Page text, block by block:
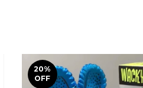
20%
OFF